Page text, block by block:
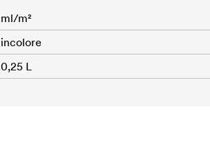
ml/m²
incolore
0,25 L